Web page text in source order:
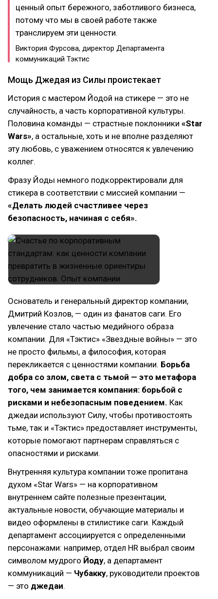
ценный опыт бережного, заботливого бизнеса,
потому что мы в своей работе также
транслируем эти ценности.
Виктория Фурсова, директор Департамента
коммуникаций Тэктис
Мощь Джедая из Силы проистекает
История с мастером Йодой на стикере — это не
случайность, а часть корпоративной культуры.
Половина команды — страстные поклонники «Star
Wars», а остальные, хоть и не вполне разделяют
эту любовь, с уважением относятся к увлечению
коллег.
Фразу Йоды немного подкорректировали для
стикера в соответствии с миссией компании —
«Делать людей счастливее через
безопасность, начиная с себя».
Основатель и генеральный директор компании,
Дмитрий Козлов, — один из фанатов саги. Его
увлечение стало частью медийного образа
компании. Для «Тэктис» «Звездные войны» — это
не просто фильмы, а философия, которая
перекликается с ценностями компании. Борьба
добра со злом, света с тьмой — это метафора
того, чем занимается компания: борьбой с
рисками и небезопасным поведением. Как
джедаи используют Силу, чтобы противостоять
тьме, так и «Тэктис» предоставляет инструменты,
которые помогают партнерам справляться с
опасностями и рисками.
Внутренняя культура компании тоже пропитана
духом «Star Wars» — на корпоративном
внутреннем сайте полезные презентации,
актуальные новости, обучающие материалы и
видео оформлены в стилистике саги. Каждый
департамент ассоциируется с определенными
персонажами: например, отдел HR выбрал своим
символом мудрого Йоду, а департамент
коммуникаций — Чубакку, руководители проектов
— это джедаи.